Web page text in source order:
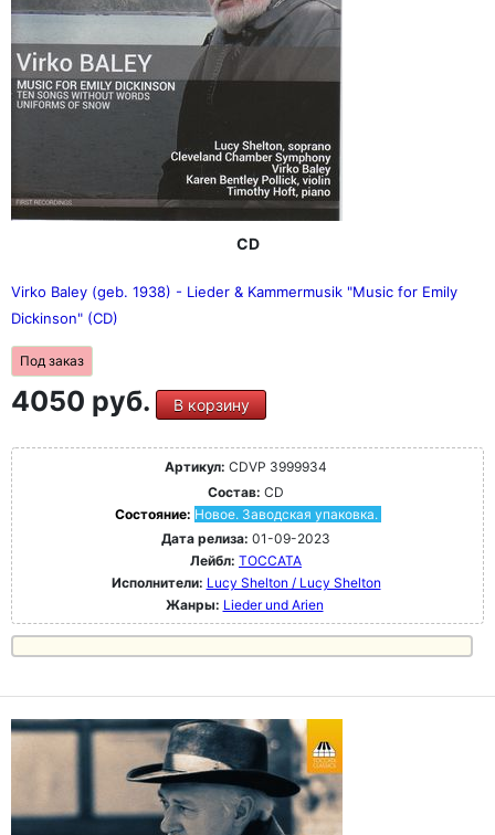
CD
Virko Baley (geb. 1938) - Lieder & Kammermusik "Music for Emily
Dickinson" (CD)
Под заказ
4050 руб. В корзину
Артикул: CDVP 3999934
Состав: CD
Состояние: Новое. Заводская упаковка.
Дата релиза: 01-09-2023
Лейбл: TOCCATA
Исполнители: Lucy Shelton / Lucy Shelton
Жанры: Lieder und Arien